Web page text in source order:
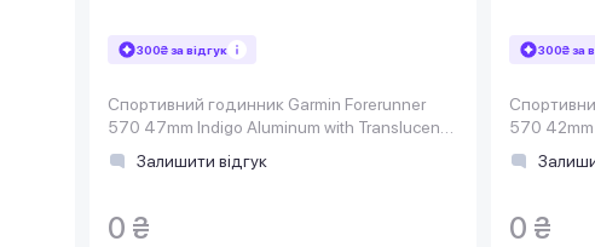
300₴ за відгук
Спортивний годинник Garmin Forerunner
570 47mm Indigo Aluminum with Translucent
Imperial Purple/Indigo Band (010-02971-02)
Залишити відгук
0 ₴
300₴ за
570 42mm
(010-
0 ₴